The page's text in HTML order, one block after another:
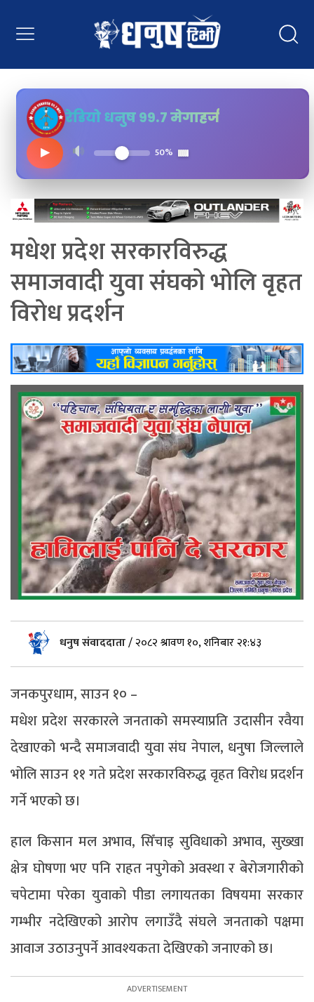
रेडियो धनुष ९९.७ मेगाहर्ज
▶
50%
मधेश प्रदेश सरकारविरुद्ध
समाजवादी युवा संघको भोलि वृहत
विरोध प्रदर्शन
धनुष संवाददाता/२०८२ श्रावण १०, शनिबार २१:४३
जनकपुरधाम, साउन १० –
मधेश प्रदेश सरकारले जनताको समस्याप्रति उदासीन रवैया
देखाएको भन्दै समाजवादी युवा संघ नेपाल, धनुषा जिल्लाले
भोलि साउन ११ गते प्रदेश सरकारविरुद्ध वृहत विरोध प्रदर्शन
गर्ने भएको छ।
हाल किसान मल अभाव, सिँचाइ सुविधाको अभाव, सुख्खा
क्षेत्र घोषणा भए पनि राहत नपुगेको अवस्था र बेरोजगारीको
चपेटामा परेका युवाको पीडा लगायतका विषयमा सरकार
गम्भीर नदेखिएको आरोप लगाउँदै संघले जनताको पक्षमा
आवाज उठाउनुपर्ने आवश्यकता देखिएको जनाएको छ।